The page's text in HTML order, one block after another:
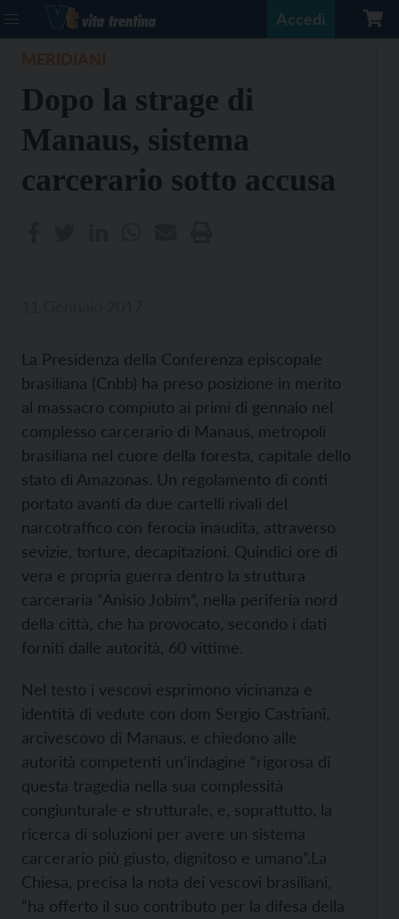
Accedi
Dopo la strage di
Manaus, sistema
carcerario sotto accusa
La Presidenza della Conferenza episcopale
brasiliana (Cnbb) ha preso posizione in merito
al massacro compiuto ai primi di gennaio nel
complesso carcerario di Manaus, metropoli
brasiliana nel cuore della foresta, capitale dello
stato di Amazonas. Un regolamento di conti
portato avanti da due cartelli rivali del
narcotraffico con ferocia inaudita, attraverso
sevizie, torture, decapitazioni. Quindici ore di
vera e propria guerra dentro la struttura
carceraria “Anisio Jobim”, nella periferia nord
della città, che ha provocato, secondo i dati
forniti dalle autorità, 60 vittime.
Nel testo i vescovi esprimono vicinanza e
identità di vedute con dom Sergio Castriani,
arcivescovo di Manaus, e chiedono alle
autorità competenti un’indagine “rigorosa di
questa tragedia nella sua complessità
congiunturale e strutturale, e, soprattutto, la
ricerca di soluzioni per avere un sistema
carcerario più giusto, dignitoso e umano”.La
Chiesa, precisa la nota dei vescovi brasiliani,
“ha offerto il suo contributo per la difesa della